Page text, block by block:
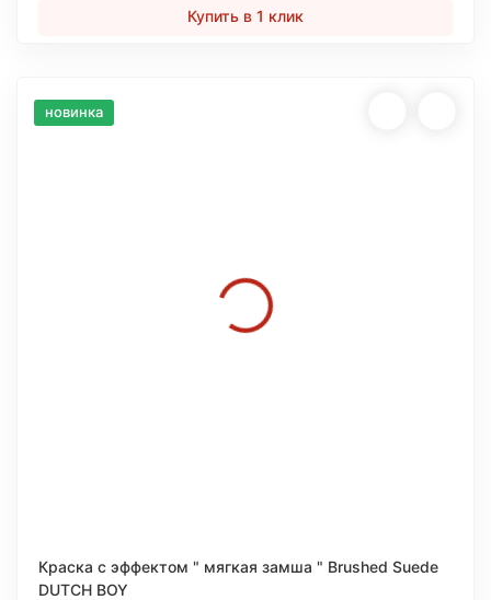
Купить в 1 клик
новинка
Краска с эффектом " мягкая замша " Brushed Suede
DUTCH BOY